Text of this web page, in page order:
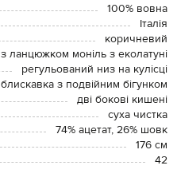
100% вовна
Італія
коричневий
ланцюжком моніль з еколатуні
регульований низ на кулісці
блискавка з подвійним бігунком
дві бокові кишені
суха чистка
74% ацетат, 26% шовк
176 см
42